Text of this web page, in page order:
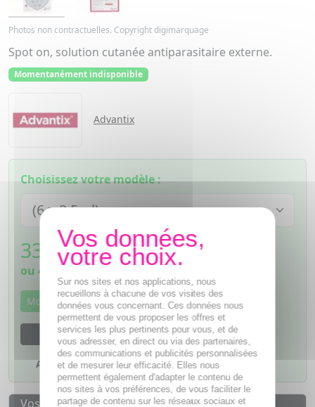
Photos non contractuelles. Copyright digimarquage
Spot on, solution cutanée antiparasitaire externe.
Momentanément indisponible
Advantix
Choisissez votre modèle :
33,27€ TTC
ou 4 fois
Momentanément indisponible
M'avertir dès que le produit sera disponible
Ajouter à mes favoris
Vos avantages
Sur nos sites et nos applications, nous
recueillons à chacune de vos visites des
données vous concernant. Ces données nous
permettent de vous proposer les offres et
services les plus pertinents pour vous, et de
vous adresser, en direct ou via des partenaires,
des communications et publicités personnalisées
et de mesurer leur efficacité. Elles nous
permettent également d'adapter le contenu de
nos sites à vos préférences, de vous faciliter le
partage de contenu sur les réseaux sociaux et